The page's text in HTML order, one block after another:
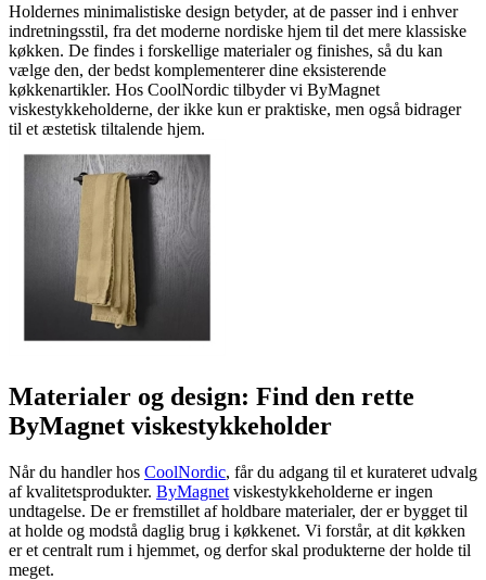
Holdernes minimalistiske design betyder, at de passer ind i enhver
indretningsstil, fra det moderne nordiske hjem til det mere klassiske
køkken. De findes i forskellige materialer og finishes, så du kan
vælge den, der bedst komplementerer dine eksisterende
køkkenartikler. Hos CoolNordic tilbyder vi ByMagnet
viskestykkeholderne, der ikke kun er praktiske, men også bidrager
til et æstetisk tiltalende hjem.
Materialer og design: Find den rette
ByMagnet viskestykkeholder
Når du handler hos CoolNordic, får du adgang til et kurateret udvalg
af kvalitetsprodukter. ByMagnet viskestykkeholderne er ingen
undtagelse. De er fremstillet af holdbare materialer, der er bygget til
at holde og modstå daglig brug i køkkenet. Vi forstår, at dit køkken
er et centralt rum i hjemmet, og derfor skal produkterne der holde til
meget.